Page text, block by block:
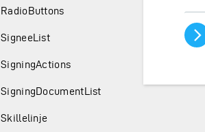
RadioButtons
SigneeList
SigningActions
SigningDocumentList
Skillelinje